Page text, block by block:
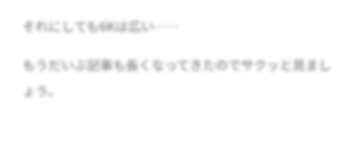
それにしても6Kは広い……
もうだいぶ記事も長くなってきたのでサクッと見まし
ょう。